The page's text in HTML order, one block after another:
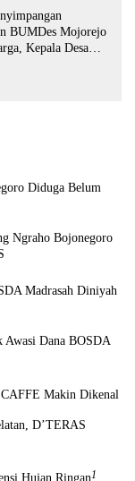
BUMDes Mojorejo
Kepala Desa
Ngraho Bojonegoro
Awasi Dana BOSDA
D’TERAS
1